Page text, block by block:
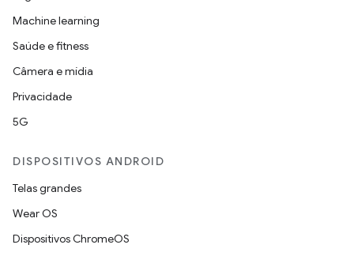
Machine learning
Saúde e fitness
Câmera e mídia
Privacidade
5G
DISPOSITIVOS ANDROID
Telas grandes
Wear OS
Dispositivos ChromeOS